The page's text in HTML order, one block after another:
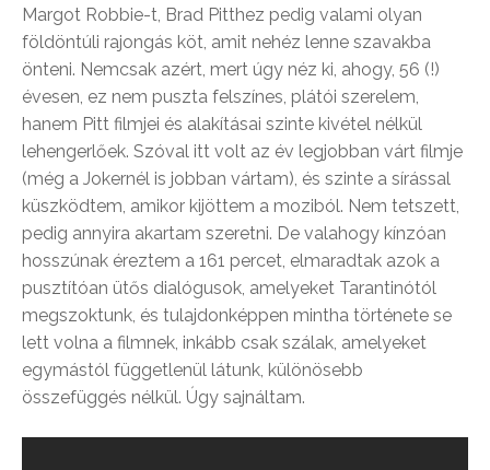
Margot Robbie-t, Brad Pitthez pedig valami olyan
földöntúli rajongás köt, amit nehéz lenne szavakba
önteni. Nemcsak azért, mert úgy néz ki, ahogy, 56 (!)
évesen, ez nem puszta felszínes, plátói szerelem,
hanem Pitt filmjei és alakításai szinte kivétel nélkül
lehengerlőek. Szóval itt volt az év legjobban várt filmje
(még a Jokernél is jobban vártam), és szinte a sírással
küszködtem, amikor kijöttem a moziból. Nem tetszett,
pedig annyira akartam szeretni. De valahogy kínzóan
hosszúnak éreztem a 161 percet, elmaradtak azok a
pusztítóan ütős dialógusok, amelyeket Tarantinótól
megszoktunk, és tulajdonképpen mintha története se
lett volna a filmnek, inkább csak szálak, amelyeket
egymástól függetlenül látunk, különösebb
összefüggés nélkül. Úgy sajnáltam.